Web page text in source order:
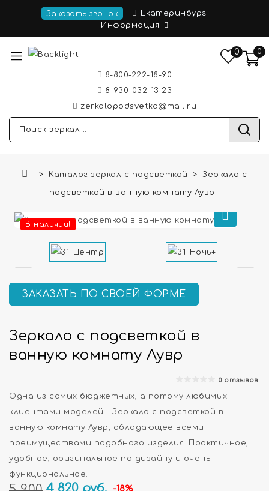
Заказать звонок
Екатеринбург
Информация
0
0
8-800-222-18-90
8-930-032-13-23
zerkalopodsvetka@mail.ru
Каталог зеркал с подсветкой Зеркало с
подсветкой в ванную комнату Лувр
В наличии!
ЗАКАЗАТЬ ПО СВОЕЙ ФОРМЕ
Зеркало с подсветкой в
ванную комнату Лувр
0 отзывов
Одна из самых бюджетных, а потому любимых
клиентами моделей - Зеркало с подсветкой в
ванную комнату Лувр, обладающее всеми
преимуществами подобного изделия. Практичное,
удобное, оригинальное по дизайну и очень
функциональное.